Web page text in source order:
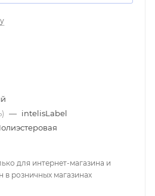
— intelisLabel
для интернет-магазина и
в розничных магазинах